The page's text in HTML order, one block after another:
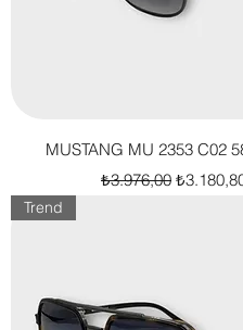
MUSTANG MU 2353 C02
Normal Fiyat
₺3.976,00 İndirimli
Trend